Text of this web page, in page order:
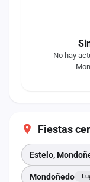
No hay
Fiestas
Estelo,
Mondoñedo